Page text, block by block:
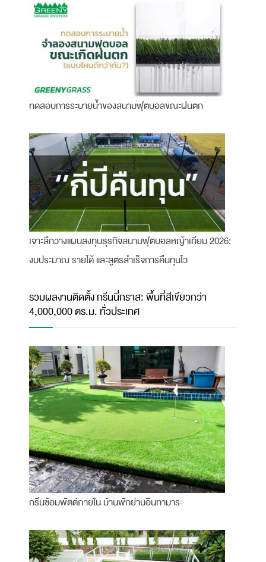
ทดสอบการระบายน้ำของสนามฟุตบอลขณะฝนตก
เจาะลึกวางแผนลงทุนธุรกิจสนามฟุตบอลหญ้าเทียม 2026:
งบประมาณ รายได้ และสูตรสำเร็จการคืนทุนไว
รวมผลงานติดตั้ง กรีนนี่กราส: พื้นที่สีเขียวกว่า
4,000,000 ตร.ม. ทั่วประเทศ
กรีนซ้อมพัตต์ภายใน บ้านพักย่านอินทามาระ